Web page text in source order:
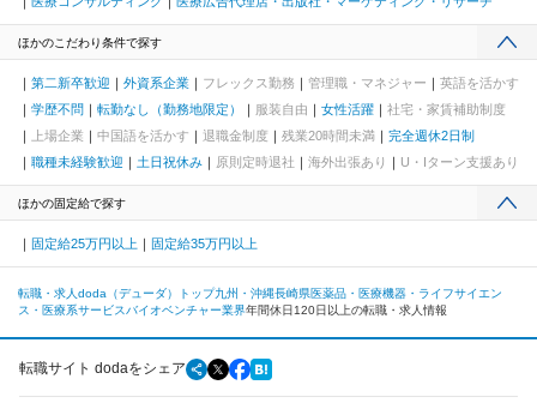
ほかのこだわり条件で探す
第二新卒歓迎 外資系企業 フレックス勤務 管理職・マネジャー
英語を活かす
学歴不問
転勤なし（勤務地限定） 服装自由 女性活躍
社宅・家賃補助制度
上場企業
中国語を活かす 退職金制度 残業20時間未満
完全週休2日制
職種未経験歓迎
土日祝休み 原則定時退社 海外出張あり U・Iターン支援あり
ほかの固定給で探す
固定給25万円以上 固定給35万円以上
転職・求人doda（デューダ）トップ九州・沖縄長崎県医薬品・医療機器・ライフサイエン
ス・医療系サービス バイオベンチャー業界年間休日120日以上の転職・求人情報
転職サイト dodaをシェア